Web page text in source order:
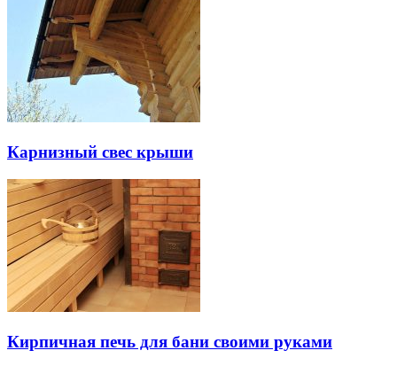
Карнизный свес крыши
Кирпичная печь для бани своими руками